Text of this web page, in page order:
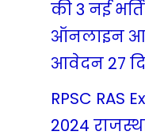
की 3 नई
ऑनलाइन
आवेदन 27
RPSC RAS
2024